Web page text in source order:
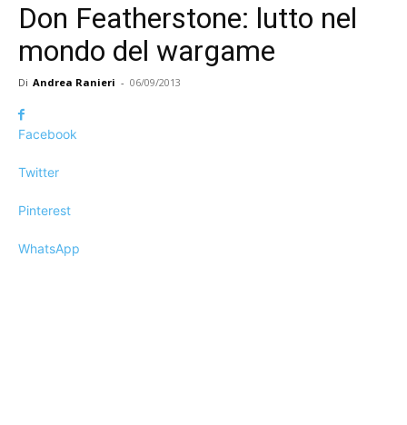
Don Featherstone: lutto nel
mondo del wargame
Di Andrea Ranieri - 06/09/2013
Facebook
Twitter
Pinterest
WhatsApp